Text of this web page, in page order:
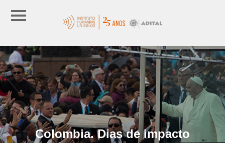
Colombia. Dias de impacto